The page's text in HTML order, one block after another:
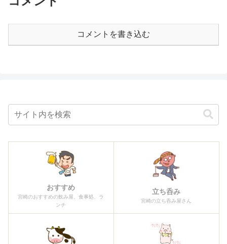
コメントを書き込む
おすすめ
宮崎のおすすめの飲み屋、食事処、ラ
ンチ
立ち呑み
宮崎の立ち呑み屋さん